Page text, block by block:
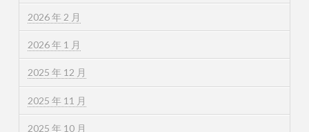
2026 年 2 月
2026 年 1 月
2025 年 12 月
2025 年 11 月
2025 年 10 月